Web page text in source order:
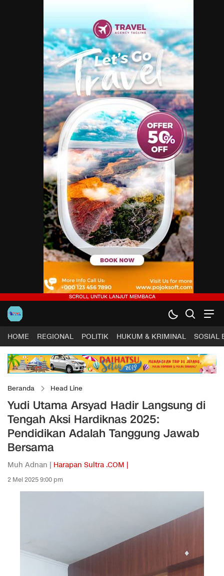
HOME REGIONAL POLITIK HUKUM & KRIMINAL SOSIAL
Beranda Head Line
Yudi Utama Arsyad Hadir Langsung di
Tengah Aksi Hardiknas 2025:
Pendidikan Adalah Tanggung Jawab
Bersama
Muh Adnan | Harapan Sultra .COM |
2 Mei 2025 9:00 pm